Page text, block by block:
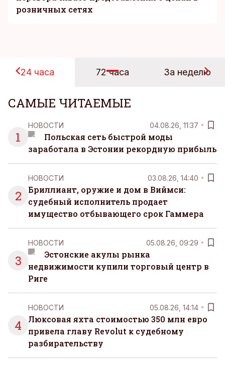
розничных сетях
24 часа 72 часа За неделю
САМЫЕ ЧИТАЕМЫЕ
1
НОВОСТИ 04.08.26, 11:37
Польская сеть быстрой моды
заработала в Эстонии рекордную прибыль
2
НОВОСТИ 03.08.26, 14:40
Бриллиант, оружие и дом в Виймси:
судебный исполнитель продает
имущество отбывающего срок Гаммера
3
НОВОСТИ 05.08.26, 09:29
Эстонские акулы рынка
недвижимости купили торговый центр в
Риге
4
НОВОСТИ 05.08.26, 14:14
Люксовая яхта стоимостью 350 млн евро
привела главу Revolut к судебному
разбирательству